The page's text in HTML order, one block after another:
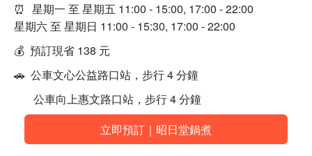
⏰ 星期一 至 星期五 11:00 - 15:00, 17:00 - 22:00
星期六 至 星期日 11:00 - 15:30, 17:00 - 22:00
💰 預訂現省 138 元
🚗 公車文心公益路口站，步行 4 分鐘
公車向上惠文路口站，步行 4 分鐘
立即預訂｜昭日堂鍋煮